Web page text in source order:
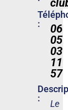
:
06
05
03
11
57
:
Le